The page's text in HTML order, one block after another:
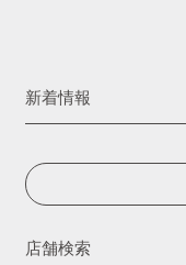
新着情報
店舗検索